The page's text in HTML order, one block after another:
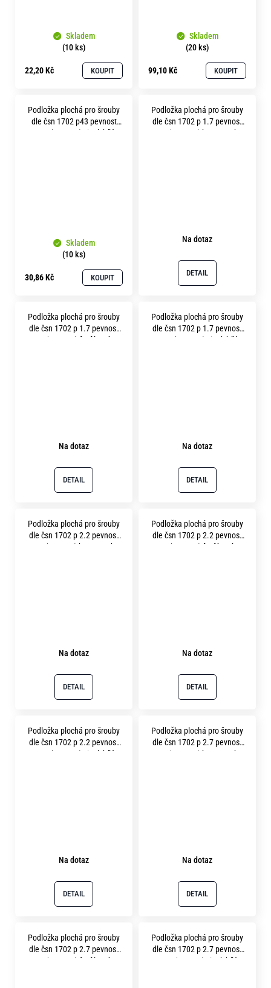
Skladem
(10 ks)
22,20 Kč KOUPIT
Skladem
(20 ks)
99,10 Kč KOUPIT
Podložka plochá pro šrouby
dle čsn 1702 p43 pevnost
10.9 ( 300HV ) zinek bílý
Skladem
(10 ks)
30,86 Kč KOUPIT
Podložka plochá pro šrouby
dle čsn 1702 p 1.7 pevnost
10.9 ( 300HV ) bez povrchu
Na dotaz
DETAIL
Podložka plochá pro šrouby
dle čsn 1702 p 1.7 pevnost
10.9 ( 300HV ) fosfátováno
Na dotaz
DETAIL
Podložka plochá pro šrouby
dle čsn 1702 p 1.7 pevnost
10.9 ( 300HV ) zinek bílý
Na dotaz
DETAIL
Podložka plochá pro šrouby
dle čsn 1702 p 2.2 pevnost
10.9 ( 300HV ) bez povrchu
Na dotaz
DETAIL
Podložka plochá pro šrouby
dle čsn 1702 p 2.2 pevnost
10.9 ( 300HV ) fosfátováno
Na dotaz
DETAIL
Podložka plochá pro šrouby
dle čsn 1702 p 2.2 pevnost
10.9 ( 300HV ) zinek bílý
Na dotaz
DETAIL
Podložka plochá pro šrouby
dle čsn 1702 p 2.7 pevnost
10.9 ( 300HV ) bez povrchu
Na dotaz
DETAIL
Podložka plochá pro šrouby
dle čsn 1702 p 2.7 pevnost
10.9 ( 300HV ) fosfátováno
Podložka plochá pro šrouby
dle čsn 1702 p 2.7 pevnost
10.9 (300HV ) zinek bílý